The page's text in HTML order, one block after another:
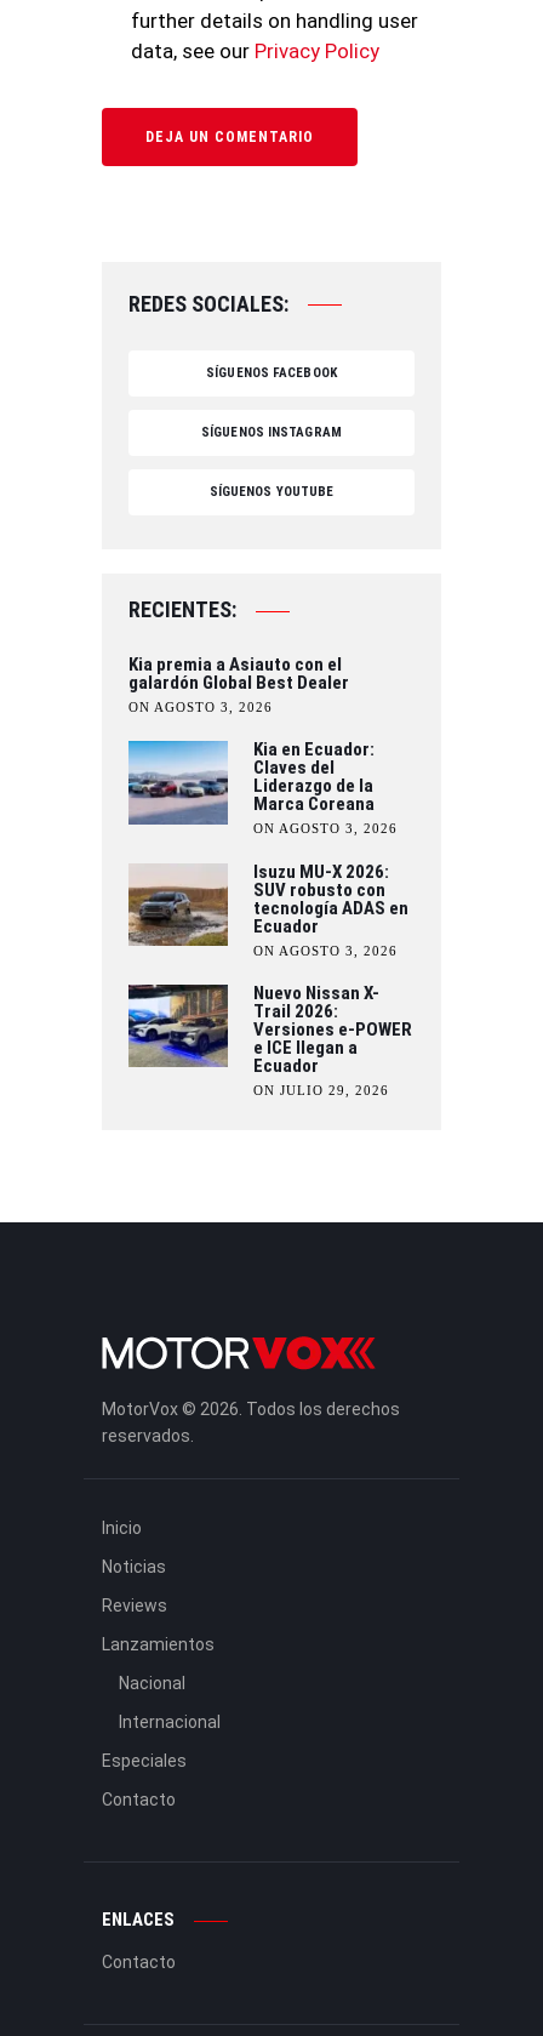
further details on handling user
data, see our Privacy Policy
REDES SOCIALES:
SÍGUENOS FACEBOOK
SÍGUENOS INSTAGRAM
SÍGUENOS YOUTUBE
RECIENTES:
Kia premia a Asiauto con el
galardón Global Best Dealer
ON AGOSTO 3, 2026
Kia en Ecuador:
Claves del
Liderazgo de la
Marca Coreana
ON AGOSTO 3, 2026
Isuzu MU-X 2026:
SUV robusto con
tecnología ADAS en
Ecuador
ON AGOSTO 3, 2026
Nuevo Nissan X-
Trail 2026:
Versiones e-POWER
e ICE llegan a
Ecuador
ON JULIO 29, 2026
MotorVox © 2026. Todos los derechos
reservados.
Inicio
Noticias
Reviews
Lanzamientos
Nacional
Internacional
Especiales
Contacto
ENLACES
Contacto